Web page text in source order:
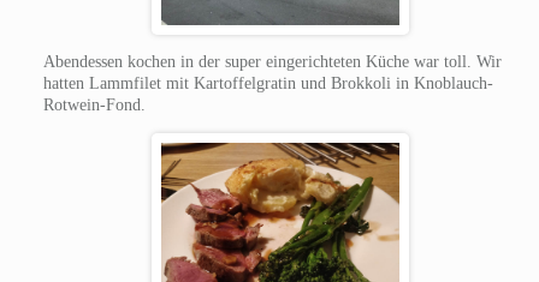
Abendessen kochen in der super eingerichteten Küche war toll. Wir
hatten Lammfilet mit Kartoffelgratin und Brokkoli in Knoblauch-
Rotwein-Fond.